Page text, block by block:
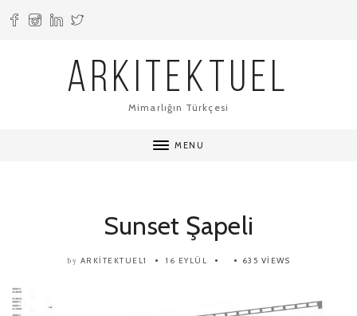
ARKITEKTUEL
Mimarlığın Türkçesi
MENU
Sunset Şapeli
by ARKITEKTUEL1 16 EYLÜL 635 VIEWS